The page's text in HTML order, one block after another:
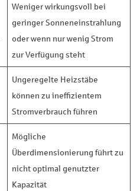
Weniger wirkungsvoll bei
geringer Sonneneinstrahlung
oder wenn nur wenig Strom
zur Verfügung steht
Ungeregelte Heizstäbe
können zu ineffizientem
Stromverbrauch führen
Mögliche
Überdimensionierung führt zu
nicht optimal genutzter
Kapazität